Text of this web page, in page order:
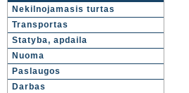
Nekilnojamasis turtas
Transportas
Statyba, apdaila
Nuoma
Paslaugos
Darbas